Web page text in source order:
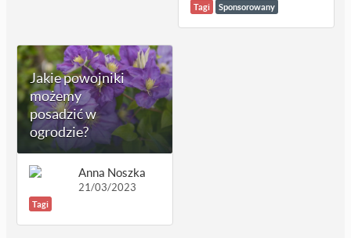
Tagi Sponsorowany
Jakie powojniki
możemy
posadzić w
ogrodzie?
Anna Noszka
21/03/2023
Tagi